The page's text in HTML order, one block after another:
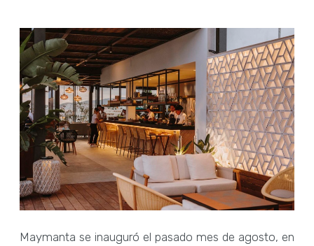
Maymanta se inauguró el pasado mes de agosto, en